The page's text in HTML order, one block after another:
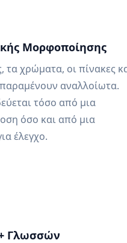
Μορφοποίησης
τα χρώματα, οι πίνακες
αναλλοίωτα.
τόσο από μια
όσο και από μια
έλεγχο.
Γλωσσών